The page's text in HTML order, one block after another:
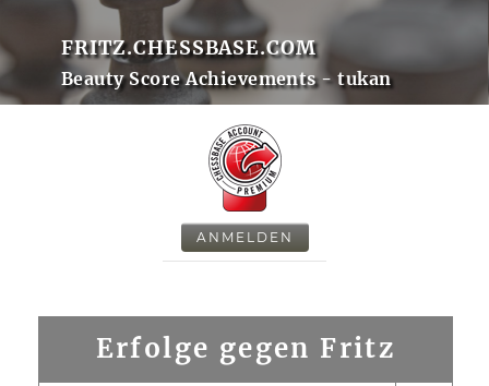
FRITZ.CHESSBASE.COM
Beauty Score Achievements - tukan
ANMELDEN
Erfolge gegen Fritz